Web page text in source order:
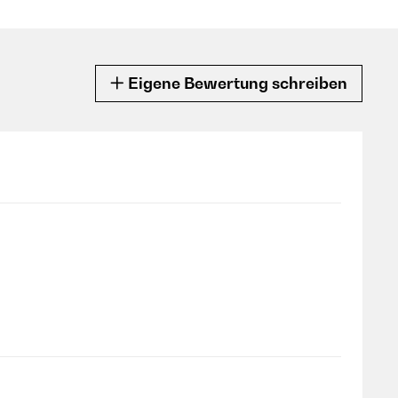
Eigene Bewertung schreiben